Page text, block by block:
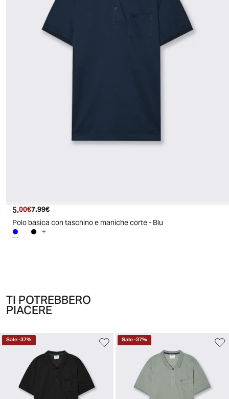
Prezzo attuale
5.00€ Prezzo originale
7.99€
Polo basica con taschino e maniche corte - Blu
+
TI POTREBBERO
PIACERE
Sale-37% Sale-37%